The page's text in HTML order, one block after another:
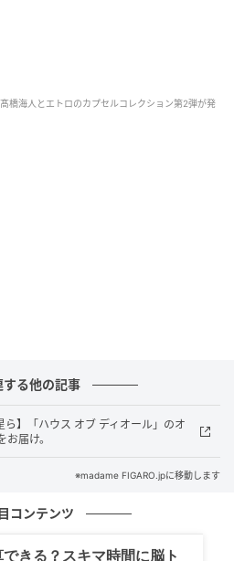
り伊勢丹新宿店と阪急うめだ
アを同時開催し、先行販売を
橋海人とエトロのカプセルコレクション第2弾が発
する他の記事
ら】「ハウス オブ ディオール」のオ
届け。
※madame FIGARO.jpに移動します
コンテンツ
きる？スキマ時間に脳ト